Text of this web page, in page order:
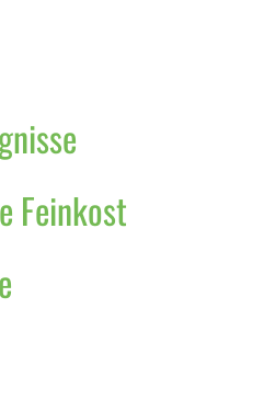
Feinkost